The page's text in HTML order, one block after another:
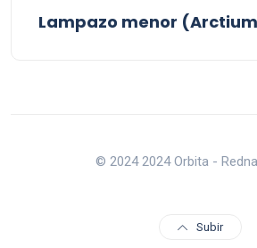
Lampazo menor
© 2024 2024 Orbita -
Subir